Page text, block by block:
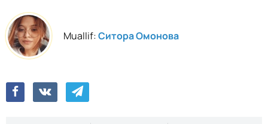
Muallif:Ситора Омонова